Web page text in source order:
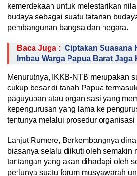
kemerdekaan untuk melestarikan
budaya sebagai suatu tatanan
pembangunan bangsa dan negara.
Baca Juga : Ciptakan Suasana
Imbau Warga Papua Barat Jaga
Menurutnya, IKKB-NTB merupakan
cukup besar di tanah Papua
paguyuban atau organisasi yang
kepengurusan yang lama ke
tentunya melalui prosedur
Lanjut Rumere, Berkembangnya
biasanya selalu diikuti oleh semakin
tantangan yang akan dihadapi oleh
perlunya suatu forum musyawarah